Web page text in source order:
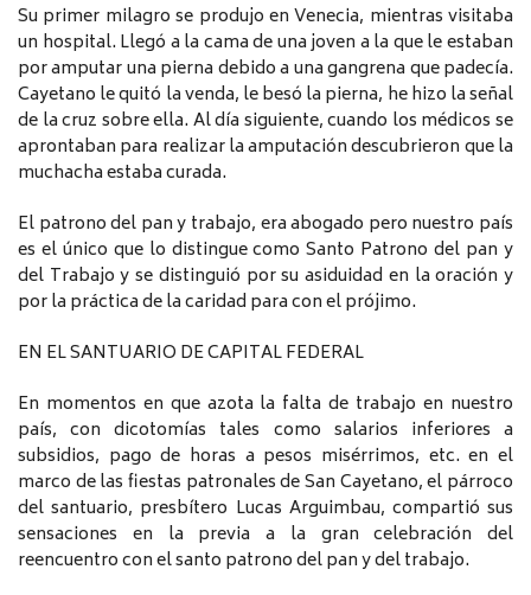
Su primer milagro se produjo en Venecia, mientras visitaba
un hospital. Llegó a la cama de una joven a la que le estaban
por amputar una pierna debido a una gangrena que padecía.
Cayetano le quitó la venda, le besó la pierna, he hizo la señal
de la cruz sobre ella. Al día siguiente, cuando los médicos se
aprontaban para realizar la amputación descubrieron que la
muchacha estaba curada.
El patrono del pan y trabajo, era abogado pero nuestro país
es el único que lo distingue como Santo Patrono del pan y
del Trabajo y se distinguió por su asiduidad en la oración y
por la práctica de la caridad para con el prójimo.
EN EL SANTUARIO DE CAPITAL FEDERAL
En momentos en que azota la falta de trabajo en nuestro
país, con dicotomías tales como salarios inferiores a
subsidios, pago de horas a pesos misérrimos, etc. en el
marco de las fiestas patronales de San Cayetano, el párroco
del santuario, presbítero Lucas Arguimbau, compartió sus
sensaciones en la previa a la gran celebración del
reencuentro con el santo patrono del pan y del trabajo.